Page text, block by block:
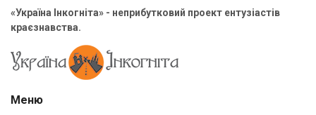
«Україна Інкогніта» - неприбутковий проект ентузіастів
краєзнавства.
Меню